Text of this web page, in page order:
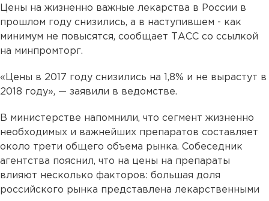
Цены на жизненно важные лекарства в России в
прошлом году снизились, а в наступившем - как
минимум не повысятся, сообщает ТАСС со ссылкой
на минпромторг.
«Цены в 2017 году снизились на 1,8% и не вырастут в
2018 году», — заявили в ведомстве.
В министерстве напомнили, что сегмент жизненно
необходимых и важнейших препаратов составляет
около трети общего объема рынка. Собеседник
агентства пояснил, что на цены на препараты
влияют несколько факторов: большая доля
российского рынка представлена лекарственными